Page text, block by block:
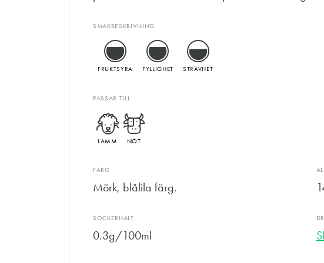
SMAKBESKRIVNING
FRUKTSYRA FYLLIGHET STRÄVHET
PASSAR TILL
LAMM NÖT
FÄRG
Mörk, blålila färg.
SOCKERHALT
0.3g/100ml